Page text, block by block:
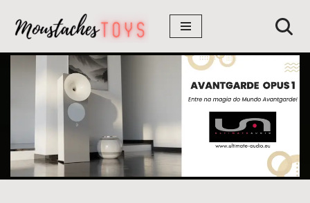
Avançar
para
conteúdo